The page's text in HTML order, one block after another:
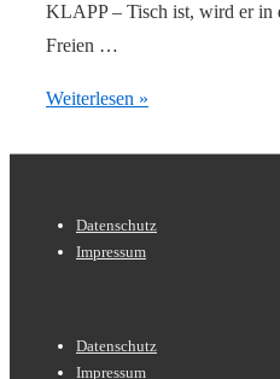
KLAPP – Tisch ist, wird er in
Freien …
Klapptisch
Weiterlesen »
Footer-
Menü
Datenschutz
Impressum
Footer-
Datenschutz
Impressum